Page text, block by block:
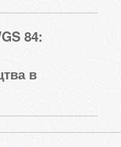
84:
в